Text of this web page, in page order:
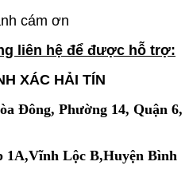
ơn
liên hệ để được hỗ trợ:
XÁC HẢI TÍN
Đông, Phường 14, Quận 6,
1A,Vĩnh Lộc B,Huyện Bình